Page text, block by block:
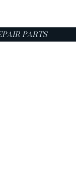
PARTS